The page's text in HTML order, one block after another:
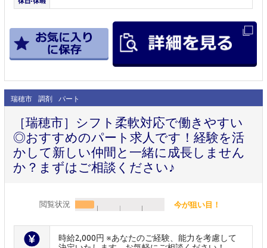
瑞穂市 調剤 パート
［瑞穂市］シフト柔軟対応で働きやすい
◎おすすめのパート求人です！経験を活
かして新しい仲間と一緒に成長しません
か？まずはご相談ください♪
閲覧状況 今が狙い目！
時給2,000円 ※あなたのご経験、能力を考慮して